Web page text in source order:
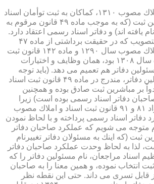
قانون ثبت اسناد و املاك مصوب ۱۳۱۰، كماكان به ثبت توأمان اسناد
رسمی توسط مباشرین ثبت (كه به موجب ماده ۴۹ قانون مرقوم به
یافته اند) و دفاتر اسناد رسمی اعتقاد دارد.
ماده ۴۹ قانون جدیدالتصویب كه در حقیقت برداشتی از ماده ۴۷
قانون ثبت اسناد و املاك مصوب سال ۱۲۹۰ و ماده ۱۴۲ قانون ثبت
اسناد و املاك مصوب سال ۱۳۰۸ بود، همان وظایف و اختیارات
دفاتر هم تعمیم می دهد. (باید توجه
نمود كه معنای مسئولین دفاتر، مندرج در ماده ۴۹ قانون ثبت اسناد
سال ۱۳۱۰، بدواً بر مباشرین ثبت صادق بوده و همچنین
دفاتر اسناد رسمی بوده است) زیرا
همان قانونگذار در مواد ۸۱ و ۹۱ قانون ثبت اسناد و املاك مصوب
دفاتر اسناد رسمی پرداخته و با لحاظ نمودن
مرقوم متوجه می شویم كه عملكرد صاحبان دفاتر
ثبت (كه اینك به مسئولان دفاتر تغییرنام
لذا به لحاظ وحدت عملكرد صاحبان دفاتر
اسناد مراجعان، نام مسئولین دفاتر را كه
انتخاب نموده، و همین معنا را به صاحبان
قابل تسری می داند. حتی این نقطه نظر